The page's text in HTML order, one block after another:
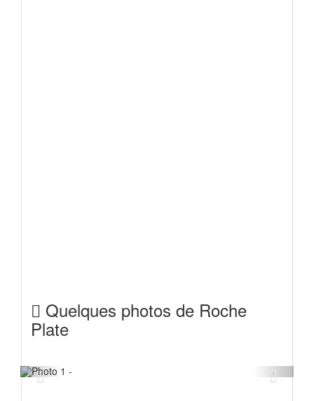
Quelques photos de Roche
Plate
Previous Next